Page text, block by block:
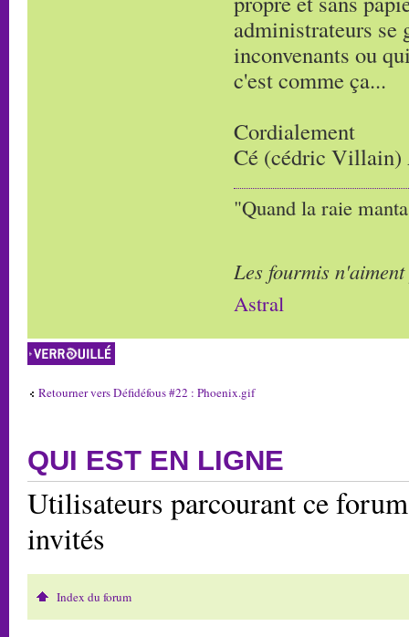
administrateurs se
inconvenants ou
c'est comme ça...
Cordialement
Cé (cédric Villain)
"Quand la raie
Les fourmis
Astral
Sujet verrouillé
Retourner vers Défidéfous #22 : Phoenix.gif
QUI EST EN LIGNE
Utilisateurs parcourant ce
invités
Index du forum